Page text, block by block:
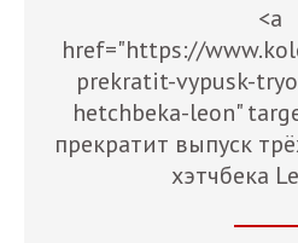
<a
href="https://
prekratit-vypusk-
hetchbeka-leon"
прекратит выпуск
хэтчбека